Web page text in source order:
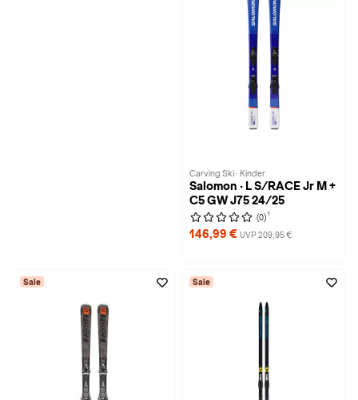
Carving Ski · Kinder
Salomon · L S/RACE Jr M +
C5 GW J75 24/25
(0) 1
146,99 € UVP 209,95 €
Sale Sale